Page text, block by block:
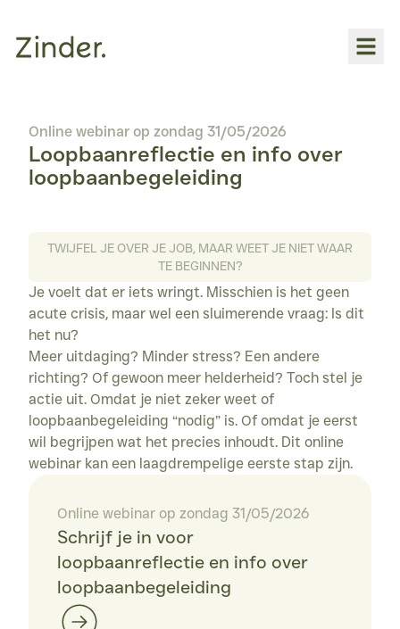
INDIVIDUELE BEGELEIDING
Loopbaanbegeleiding
Voor bedrijven
YOGA
Overzicht
Hatha-vinyasa
Stoelyoga
Domein Kiewit
Blog
Digitale tools
Contact
Online webinar op zondag 31/05/2026
Schrijf je in voor
loopbaanreflectie en info over
loopbaanbegeleiding
Online webinar op zondag 31/05/2026
Loopbaanreflectie en info over
loopbaanbegeleiding
TWIJFEL JE OVER JE JOB, MAAR WEET JE NIET WAAR
TE BEGINNEN?
Je voelt dat er iets wringt. Misschien is het geen
acute crisis, maar wel een sluimerende vraag: Is dit
het nu?
Meer uitdaging? Minder stress? Een andere
richting? Of gewoon meer helderheid? Toch stel je
actie uit. Omdat je niet zeker weet of
loopbaanbegeleiding “nodig” is. Of omdat je eerst
wil begrijpen wat het precies inhoudt. Dit online
webinar kan een laagdrempelige eerste stap zijn.